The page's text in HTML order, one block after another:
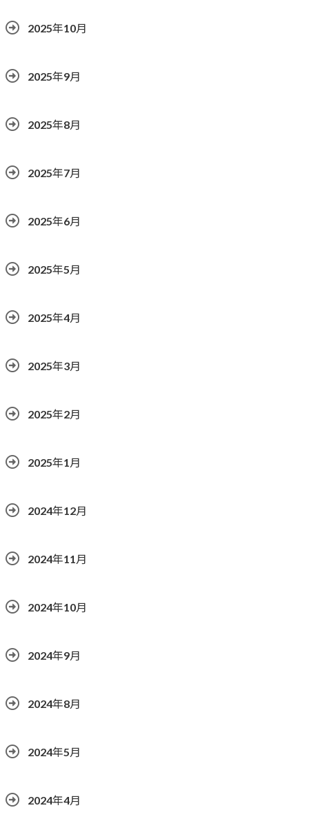
2025年10月
2025年9月
2025年8月
2025年7月
2025年6月
2025年5月
2025年4月
2025年3月
2025年2月
2025年1月
2024年12月
2024年11月
2024年10月
2024年9月
2024年8月
2024年5月
2024年4月